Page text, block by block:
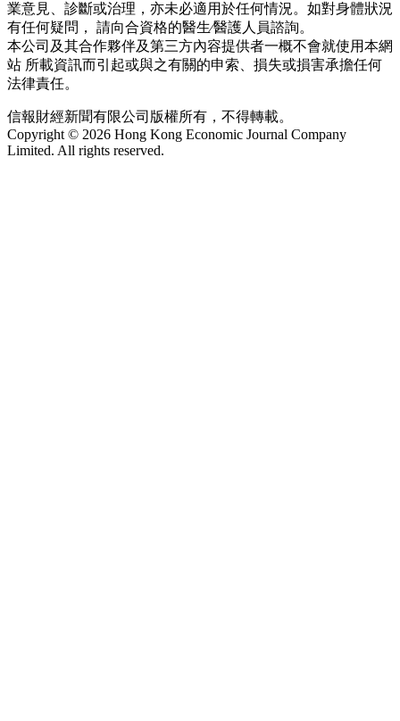
業意見、診斷或治理，亦未必適用於任何情況。如對身體狀況
有任何疑問， 請向合資格的醫生∕醫護人員諮詢。
本公司及其合作夥伴及第三方內容提供者一概不會就使用本網
站 所載資訊而引起或與之有關的申索、損失或損害承擔任何
法律責任。
信報財經新聞有限公司版權所有，不得轉載。
Copyright © 2026 Hong Kong Economic Journal Company
Limited. All rights reserved.